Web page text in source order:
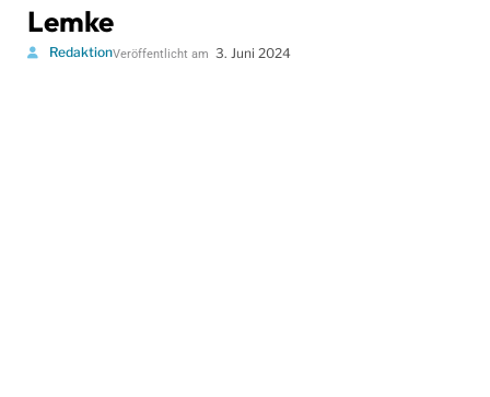
Lemke
RedaktionVeröffentlicht am 3. Juni 2024